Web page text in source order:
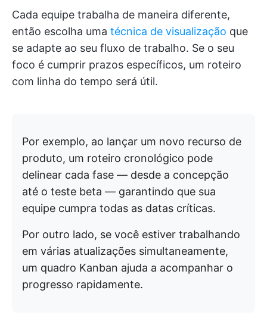
Cada equipe trabalha de maneira diferente,
então escolha uma técnica de visualização que
se adapte ao seu fluxo de trabalho. Se o seu
foco é cumprir prazos específicos, um roteiro
com linha do tempo será útil.
Por exemplo, ao lançar um novo recurso de
produto, um roteiro cronológico pode
delinear cada fase — desde a concepção
até o teste beta — garantindo que sua
equipe cumpra todas as datas críticas.
Por outro lado, se você estiver trabalhando
em várias atualizações simultaneamente,
um quadro Kanban ajuda a acompanhar o
progresso rapidamente.